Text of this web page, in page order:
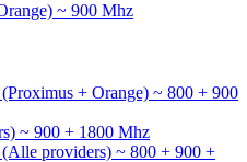
~ 900 Mhz
+ Orange) ~ 800 + 900
~ 900 + 1800 Mhz
providers) ~ 800 + 900 +